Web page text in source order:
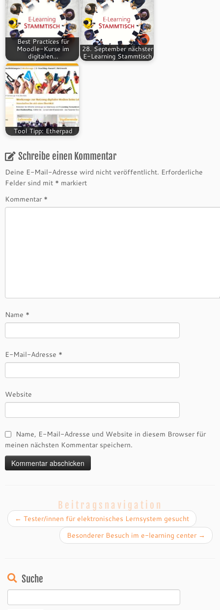
Best Practices für
Moodle-Kurse im
digitalen…
28. September nächster
E-Learning Stammtisch
Tool Tipp: Etherpad
Schreibe einen Kommentar
Deine E-Mail-Adresse wird nicht veröffentlicht. Erforderliche
Felder sind mit * markiert
Kommentar *
Name *
E-Mail-Adresse *
Website
Name, E-Mail-Adresse und Website in diesem Browser für
meinen nächsten Kommentar speichern.
Beitragsnavigation
← Tester/innen für elektronisches Lernsystem gesucht
Besonderer Besuch im e-learning center →
Suche
nach: